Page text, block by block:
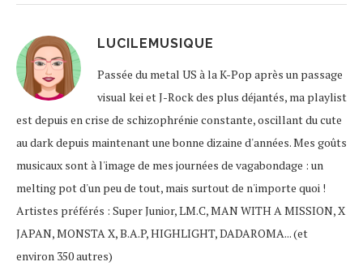
LUCILEMUSIQUE
Passée du metal US à la K-Pop après un passage
visual kei et J-Rock des plus déjantés, ma playlist
est depuis en crise de schizophrénie constante, oscillant du cute
au dark depuis maintenant une bonne dizaine d'années. Mes goûts
musicaux sont à l'image de mes journées de vagabondage : un
melting pot d'un peu de tout, mais surtout de n'importe quoi !
Artistes préférés : Super Junior, LM.C, MAN WITH A MISSION, X
JAPAN, MONSTA X, B.A.P, HIGHLIGHT, DADAROMA... (et
environ 350 autres)